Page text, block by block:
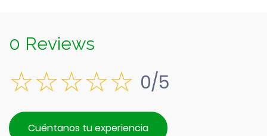
0 Reviews
0/5
Cuéntanos tu experiencia